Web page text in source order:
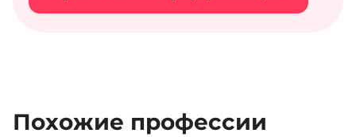
Похожие профессии